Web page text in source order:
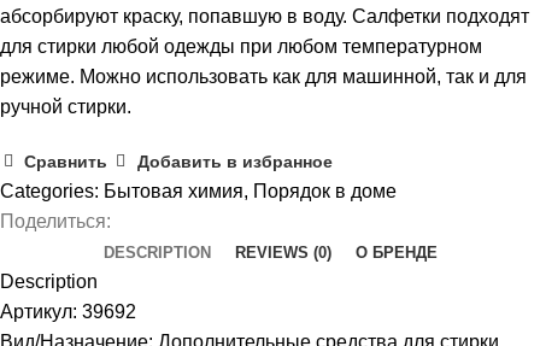
абсорбируют краску, попавшую в воду. Салфетки подходят
для стирки любой одежды при любом температурном
режиме. Можно использовать как для машинной, так и для
ручной стирки.
Сравнить Добавить в избранное
Categories: Бытовая химия, Порядок в доме
Поделиться:
DESCRIPTION REVIEWS (0) О БРЕНДЕ
Description
Артикул: 39692
Вид/Назначение: Дополнительные средства для стирки